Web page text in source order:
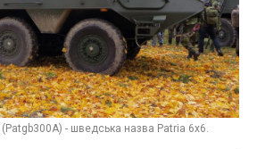
- шведська назва Patria 6x6.